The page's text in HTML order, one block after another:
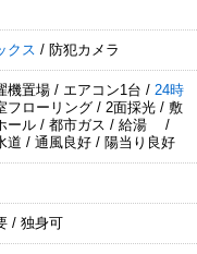
クス / 防犯カメラ
機置場 / エアコン1台 / 24時
フローリング / 2面採光 / 敷
ール / 都市ガス / 給湯 /
道 / 通風良好 / 陽当り良好
/ 独身可